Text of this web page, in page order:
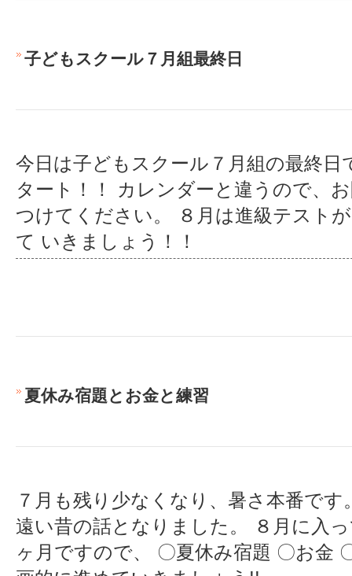
子どもスクール７月組最終日
今日は子どもスクール７月組の最終日
タート！！ カレンダーと違うので、
つけてください。 ８月は進級テスト
て いきましょう！！
夏休み宿題とお金と練習
７月も残り少なくなり、暑さ本番で
遠い昔の話となりました。 ８月に入
ヶ月ですので、 〇夏休み宿題 〇お金